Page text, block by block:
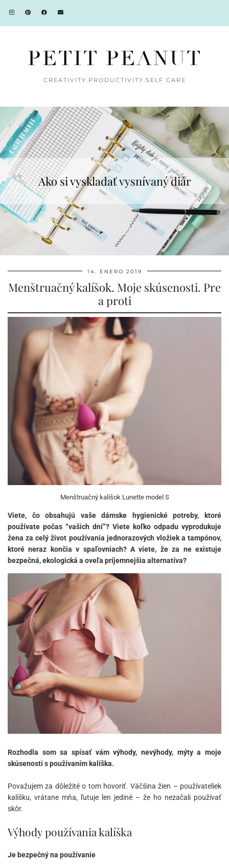
PETIT PEANUT
CREATIVITY.PRODUCTIVITY.SELF CARE
Ako si vyskladať vysnívaný diár
14. ENERO 2019
Menštruačný kalíšok. Moje skúsenosti. Pre
a proti
Menštruačný kalíšok Lunette model S
Viete, čo obsahujú vaše dámske hygienické potreby, ktoré
používate počas “vašich dní”? Viete koľko odpadu vyprodukuje
žena za celý život používania jednorazových vložiek a tampónov,
ktoré neraz končia v spaľovniach? A viete, že za ne existuje
bezpečná, ekologická a oveľa príjemnejšia alternatíva?
Rozhodla som sa spísať vám výhody, nevýhody, mýty a moje
skúsenosti s používaním kalíška.
Považujem za dôležité o tom hovoriť. Väčšina žien – používateliek
kalíšku, vrátane mňa, ľutuje len jediné – že ho nezačali používať
skôr.
Výhody používania kalíška
Je bezpečný na používanie